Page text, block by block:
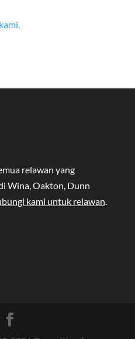
relawan yang
Wina, Oakton, Dunn
kami untuk relawan.